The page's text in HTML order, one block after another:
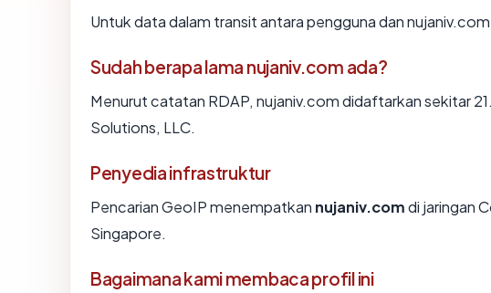
Untuk data dalam transit antara pengguna dan
Sudah berapa lama nujaniv.com ada?
Menurut catatan RDAP, nujaniv.com didaftarkan sekitar
Solutions, LLC.
Penyedia infrastruktur
Pencarian GeoIP menempatkan nujaniv.comdi jaringan
Singapore.
Bagaimana kami membaca profil ini